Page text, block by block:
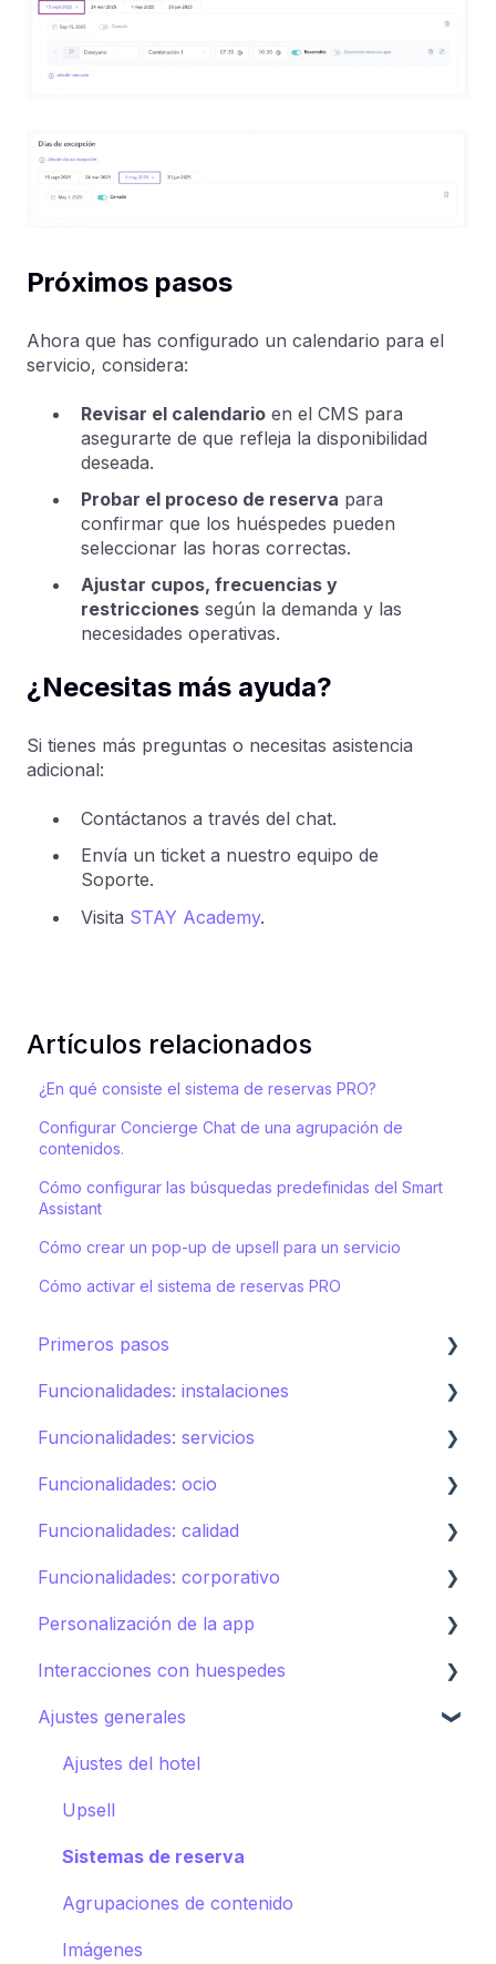
Próximos pasos
Ahora que has configurado un calendario para el
servicio, considera:
Revisar el calendario en el CMS para
asegurarte de que refleja la disponibilidad
deseada.
Probar el proceso de reserva para
confirmar que los huéspedes pueden
seleccionar las horas correctas.
Ajustar cupos, frecuencias y
restricciones según la demanda y las
necesidades operativas.
¿Necesitas más ayuda?
Si tienes más preguntas o necesitas asistencia
adicional:
Contáctanos a través del chat.
Envía un ticket a nuestro equipo de
Soporte.
Visita STAY Academy.
Artículos relacionados
¿En qué consiste el sistema de reservas PRO?
Configurar Concierge Chat de una agrupación de
contenidos.
Cómo configurar las búsquedas predefinidas del Smart
Assistant
Cómo crear un pop-up de upsell para un servicio
Cómo activar el sistema de reservas PRO
Primeros pasos
Ecosistema de STAY
Cómo crear tu hotel en STAY
Funcionalidades: instalaciones
Restaurantes
Spa
Deportes
Piscinas
Tiendas
Directorio
Otras Instalaciones
Funcionalidades: servicios
Servicio de habitaciones
Lavandería
Incidencias, Housekeeping y Amenities
Otros servicios
Funcionalidades: ocio
Calendario de actividades
Tours
Puntos de interés
Club infantil
Guía de destino
Funcionalidades: calidad
Instant feedback
Insights: Analítica
Funcionalidades: corporativo
Control de marca
Contenido
Campañas
Personalización de la app
Cómo editar la app para huéspedes
Cómo promocionar la app para huéspedes
Interacciones con huespedes
AI Concierge
CRM
Concierge chat
Peticiones
Ajustes generales
Ajustes del hotel
Upsell
Sistemas de reserva
Agrupaciones de contenido
Imágenes